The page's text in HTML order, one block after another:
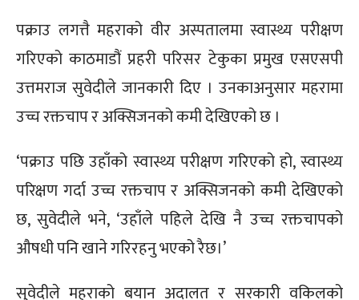
पक्राउ लगत्तै महराको वीर अस्पतालमा स्वास्थ्य परीक्षण
गरिएको काठमाडौं प्रहरी परिसर टेकुका प्रमुख एसएसपी
उत्तमराज सुवेदीले जानकारी दिए । उनकाअनुसार महरामा
उच्च रक्तचाप र अक्सिजनको कमी देखिएको छ ।
‘पक्राउ पछि उहाँको स्वास्थ्य परीक्षण गरिएको हो, स्वास्थ्य
परिक्षण गर्दा उच्च रक्तचाप र अक्सिजनको कमी देखिएको
छ, सुवेदीले भने, ‘उहाँले पहिले देखि नै उच्च रक्तचापको
औषधी पनि खाने गरिरहनु भएको रैछ।’
सुवेदीले महराको बयान अदालत र सरकारी वकिलको